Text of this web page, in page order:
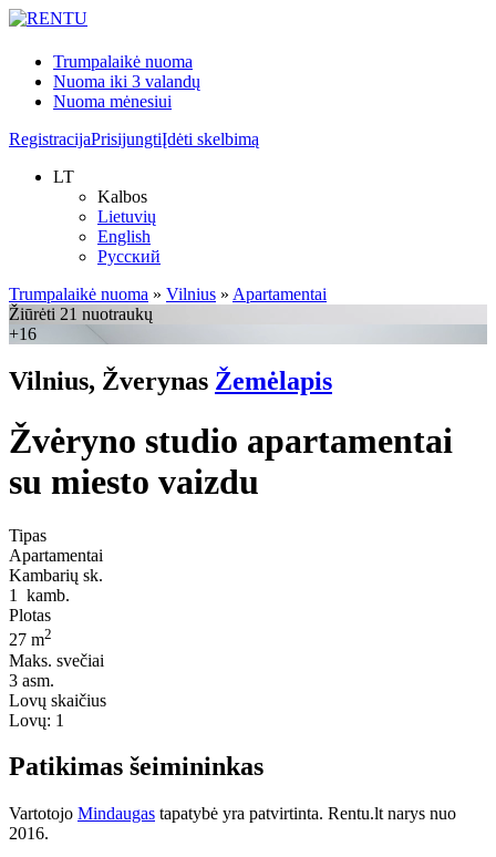
Trumpalaikė nuoma
Nuoma iki 3 valandų
Nuoma mėnesiui
RegistracijaPrisijungtiĮdėti skelbimą
LT
Kalbos
Lietuvių
English
Русский
Trumpalaikė nuoma » Vilnius » Apartamentai
Žiūrėti 21 nuotraukų
+16
Vilnius, Žverynas Žemėlapis
Žvėryno studio apartamentai
su miesto vaizdu
Tipas
Apartamentai
Kambarių sk.
1
kamb.
Plotas
27 m2
Maks. svečiai
3 asm.
Lovų skaičius
Lovų: 1
Patikimas šeimininkas
Vartotojo Mindaugas tapatybė yra patvirtinta. Rentu.lt narys nuo
2016.